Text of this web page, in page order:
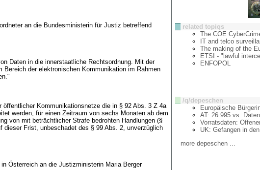
an die Bundesministerin für Justiz betreffend
Daten in die innerstaatliche Rechtsordnung. Mit der
der elektronischen Kommunikation im Rahmen
öffentlicher Kommunikationsnetze die in § 92 Abs. 3 Z 4a
werden, für einen Zeitraum von sechs Monaten ab dem
von mit beträchtlicher Strafe bedrohten Handlungen (§
dieser Frist, unbeschadet des § 99 Abs. 2, unverzüglich
Österreich an die Justizministerin Maria Berger
related topiqs
The COE
IT and telco
The making of the
ETSI - "lawful
ENFOPOL
/q/depeschen
Europäische
AT: 26.995 vs.
Vorratsdaten:
UK: Gefangen in
more depeschen ...